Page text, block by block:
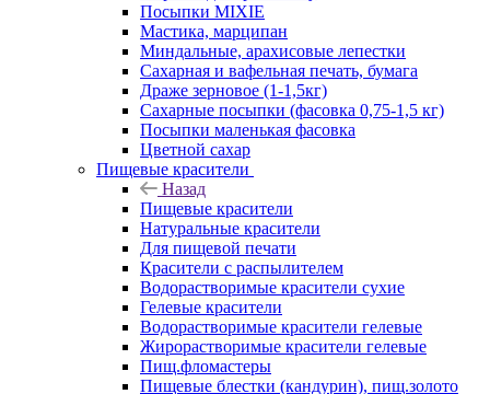
Посыпки MIXIE
Мастика, марципан
Миндальные, арахисовые лепестки
Сахарная и вафельная печать, бумага
Драже зерновое (1-1,5кг)
Сахарные посыпки (фасовка 0,75-1,5 кг)
Посыпки маленькая фасовка
Цветной сахар
Пищевые красители
Назад
Пищевые красители
Натуральные красители
Для пищевой печати
Красители с распылителем
Водорастворимые красители сухие
Гелевые красители
Водорастворимые красители гелевые
Жирорастворимые красители гелевые
Пищ.фломастеры
Пищевые блестки (кандурин), пищ.золото